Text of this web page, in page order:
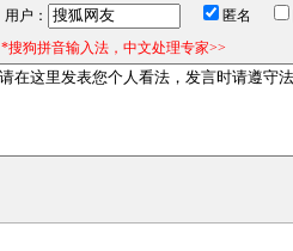
用户： 匿名
*搜狗拼音输入法，中文处理专家>>